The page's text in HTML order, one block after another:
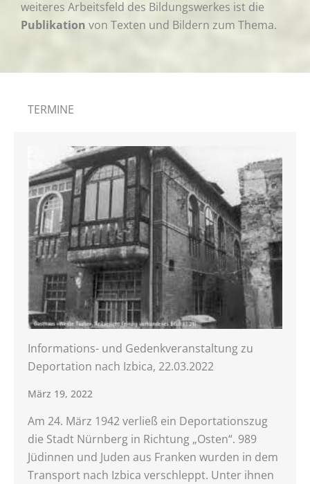
weiteres Arbeitsfeld des Bildungswerkes ist die
Publikation von Texten und Bildern zum Thema.
TERMINE
Informations- und Gedenkveranstaltung zu
Deportation nach Izbica, 22.03.2022
März 19, 2022
Am 24. März 1942 verließ ein Deportationszug
die Stadt Nürnberg in Richtung „Osten“. 989
Jüdinnen und Juden aus Franken wurden in dem
Transport nach Izbica verschleppt. Unter ihnen